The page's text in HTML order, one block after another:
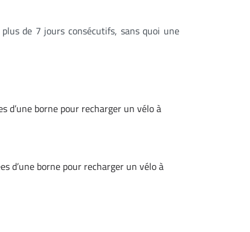
de 7 jours consécutifs, sans quoi une
d’une borne pour recharger un vélo à
d’une borne pour recharger un vélo à